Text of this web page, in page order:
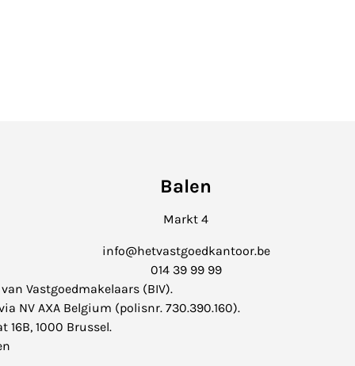
Balen
Markt 4
info@hetvastgoedkantoor.be
014 39 99 99
Vastgoedmakelaars (BIV).
NV AXA Belgium (polisnr. 730.390.160).
1000 Brussel.